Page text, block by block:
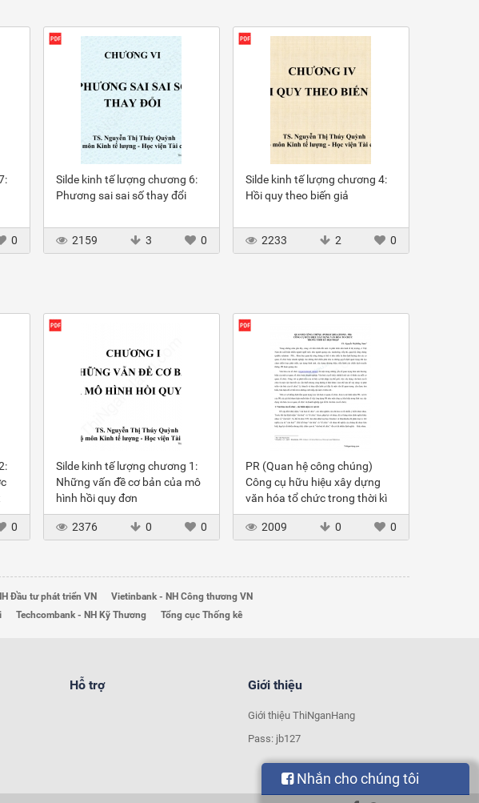
0
Silde kinh tế lượng chương 6:
Phương sai sai số thay đổi
2159 3 0
Silde kinh tế lượng chương 4:
Hồi quy theo biến giả
2233 2 0
0
Silde kinh tế lượng chương 1:
Những vấn đề cơ bản của mô
hình hồi quy đơn
2376 0 0
PR (Quan hệ công chúng)
Công cụ hữu hiệu xây dựng
văn hóa tổ chức trong thời kì
hội nhập
2009
0 0
Đầu tư phát triển VN
Vietinbank - NH Công thương VN
Techcombank - NH Kỹ Thương Tổng cục Thống kê
Hỗ trợ Giới thiệu
Giới thiệu ThiNganHang
Pass: jb127
Nhắn cho chúng tôi